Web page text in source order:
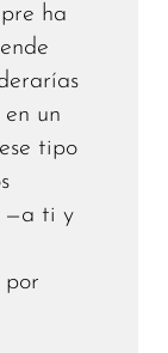
ha
un
tipo
—a ti y
por